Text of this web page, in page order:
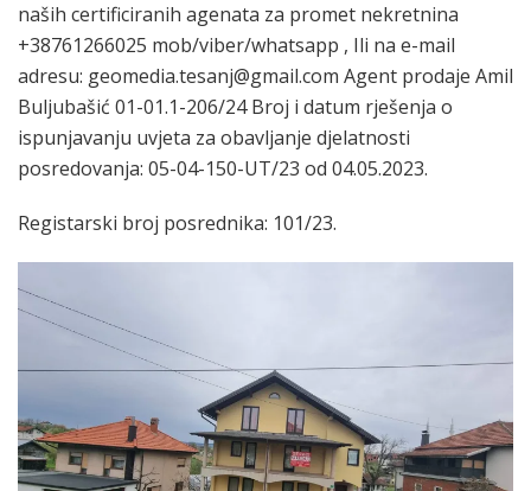
naših certificiranih agenata za promet nekretnina
+38761266025 mob/viber/whatsapp , Ili na e-mail
adresu: geomedia.tesanj@gmail.com Agent prodaje Amil
Buljubašić 01-01.1-206/24 Broj i datum rješenja o
ispunjavanju uvjeta za obavljanje djelatnosti
posredovanja: 05-04-150-UT/23 od 04.05.2023.
Registarski broj posrednika: 101/23.